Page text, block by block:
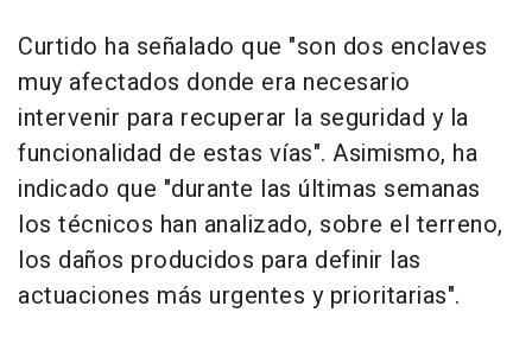
Curtido ha señalado que "son dos enclaves
muy afectados donde era necesario
intervenir para recuperar la seguridad y la
funcionalidad de estas vías". Asimismo, ha
indicado que "durante las últimas semanas
los técnicos han analizado, sobre el terreno,
los daños producidos para definir las
actuaciones más urgentes y prioritarias".